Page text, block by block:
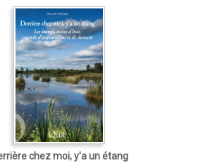
chez moi, y'a un étang